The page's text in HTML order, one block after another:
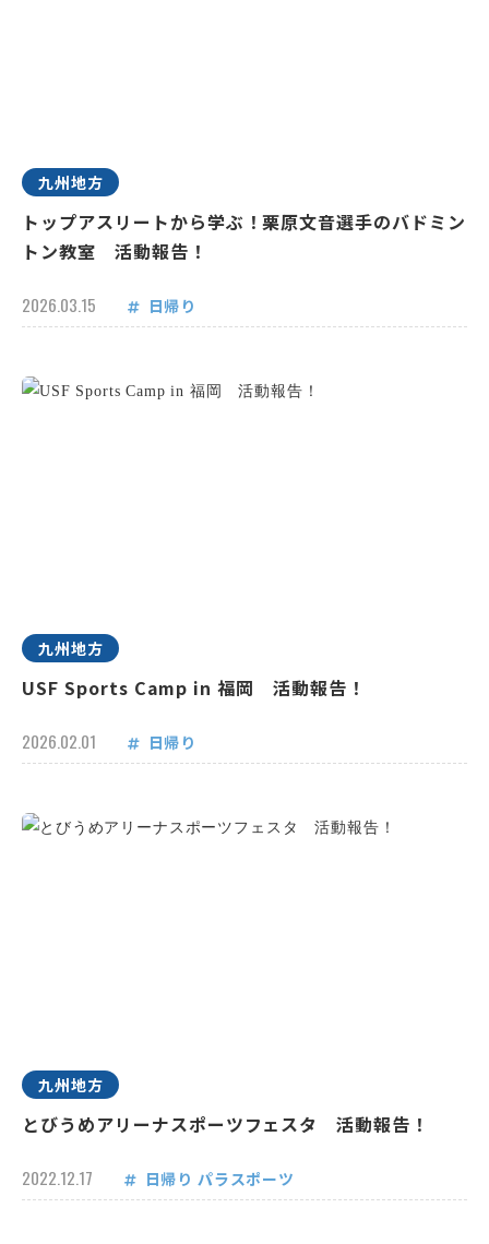
九州地方
トップアスリートから学ぶ！栗原文音選手のバドミン
トン教室 活動報告！
2026.03.15 日帰り
九州地方
USF Sports Camp in 福岡 活動報告！
2026.02.01 日帰り
九州地方
とびうめアリーナスポーツフェスタ 活動報告！
2022.12.17 日帰り パラスポーツ